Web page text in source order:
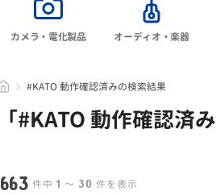
カメラ・電化製品 オーディオ・楽器
#KATO 動作確認済みの検索結果
「#KATO 動作確認済み
663 件中 1 〜 30 件を表示